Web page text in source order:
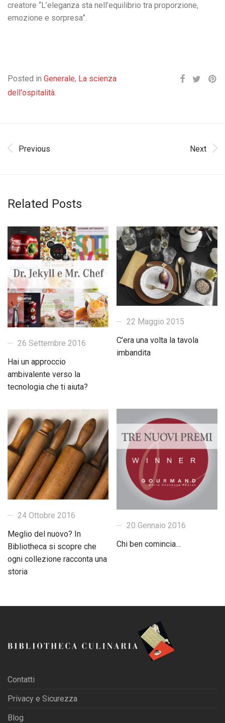
creatore “L’eleganza sta nell’equilibrio tra proporzione,
emozione e sorpresa”.
Posted in Generale, La scienza
dell'ospitalità.
Previous Next
Related Posts
26 Settembre 2016
Hai un approccio
ambivalente verso la
tecnologia che ti aiuta?
22 Maggio 2015
C’era una volta la tavola
imbandita
24 Ottobre 2016
Meglio del nuovo? In
Bibliotheca si scopre che
ogni collezione racconta una
storia
20 Gennaio 2016
Chi ben comincia…
Contatti
Privacy e Sicurezza
Blog